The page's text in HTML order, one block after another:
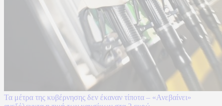
Τα μέτρα της κυβέρνησης δεν έκαναν τίποτα – «Ανεβαίνει»